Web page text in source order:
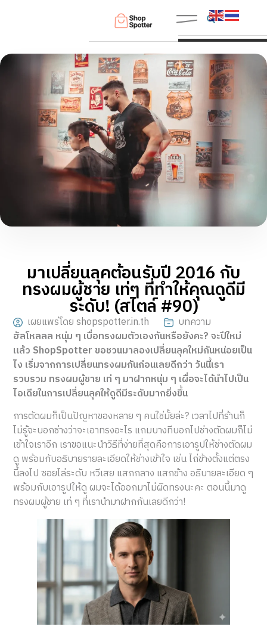
มาเปลี่ยนลุคต้อนรับปี 2016 กับ
ทรงผมผู้ชาย เท่ๆ ที่ทำให้คุณดูดีมี
ระดับ! (สไตล์ #90)
เผยแพร่โดย shopspotter.in.th
บทความ
ฮัลโหลลล หนุ่ม ๆ เบื่อทรงผมตัวเองกันหรือยังคะ? จะปีใหม่
แล้ว ShopSpotter ขอชวนมาลองเปลี่ยนลุคใหม่กันหน่อยเป็น
ไง เริ่มจากการเปลี่ยนทรงผมกันก่อนเลยดีกว่า วันนี้เรา
รวบรวม ทรงผมผู้ชาย เท่ ๆ มาฝากหนุ่ม ๆ เผื่อจะได้นำไปเป็น
ไอเดียในการเปลี่ยนลุคให้ดูดีมีระดับมากยิ่งขึ้น
การตัดผมก็เป็นปัญหาของหลาย ๆ คนใช่มั้ยล่ะ? เวลาไปที่ร้านก็
ไม่รู้จะบอกช่างว่าจะเอาทรงอะไร แถมบางทีบอกไปช่างตัดผมก็ไม่
เข้าใจเราอีก เราขอแนะนำวิธีที่ง่ายที่สุดคือการเอารูปให้ช่างตัดผม
ดู พร้อมกับอธิบายรายละเอียดให้ช่างเข้าใจ เช่น ไถ่ข้างตั้งแต่ตรง
นี้ลงไป ซอยไล่ระดับ หวีเสย แสกกลาง แสกข้าง อธิบายละเอียด ๆ
พร้อมกับเอารูปให้ดู ผมจะได้ออกมาไม่ผิดทรงนะคะ ตอนนี้มาดู
ทรงผมผู้ชาย เท่ ๆ ที่เรานำมาฝากกันเลยดีกว่า!